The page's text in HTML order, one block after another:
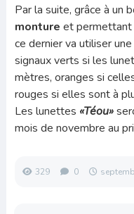
Par la suite, grâce à un
monture et permettant
ce dernier va utiliser
signaux verts si les
mètres, oranges si
rouges si elles sont à
Les lunettes «Téou»
mois de novembre au
329 0